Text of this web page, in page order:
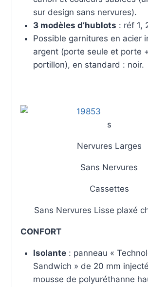
sur design sans nervures).
3 modèles d’hublots : réf 1,
Possible garnitures en acier
argent (porte seule et porte
portillon), en standard : noir.
s
Nervures Larges
Sans Nervures
Cassettes
Sans Nervures Lisse plaxé
CONFORT
Isolante: panneau «
Sandwich » de 20 mm
mousse de polyuréthanne